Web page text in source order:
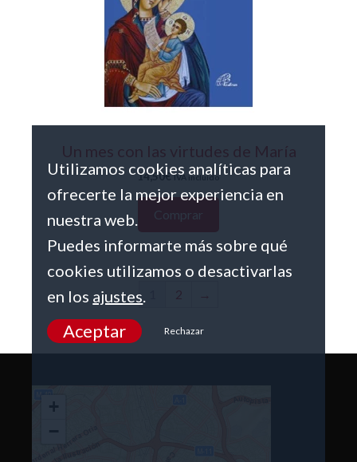
Un mes con las virtudes de María
14,50€ IVA incluido
Comprar
2 →
+
−
Utilizamos cookies analíticas para
ofrecerte la mejor experiencia en
nuestra web.
Puedes informarte más sobre qué
cookies utilizamos o desactivarlas
en los ajustes
Aceptar Rechazar